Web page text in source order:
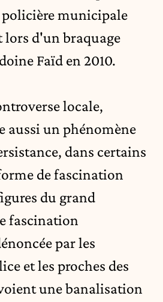
policière municipale
lors d'un braquage
Faïd en 2010.
locale,
aussi un phénomène
dans certains
de fascination
du grand
fascination
par les
et les proches des
une banalisation